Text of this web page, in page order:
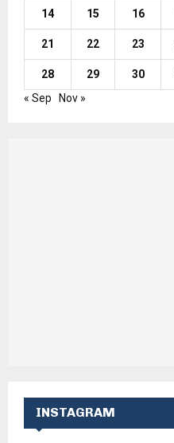
14 15 16
21 22 23
28 29 30
« Sep
Nov »
INSTAGRAM